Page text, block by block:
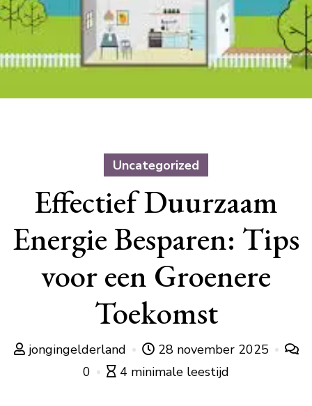
Uncategorized
Effectief Duurzaam
Energie Besparen: Tips
voor een Groenere
Toekomst
jongingelderland
28 november 2025
0
4 minimale leestijd